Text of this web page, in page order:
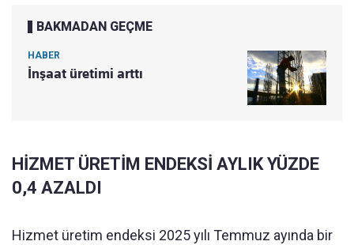
BAKMADAN GEÇME
HABER
İnşaat üretimi arttı
HİZMET ÜRETİM ENDEKSİ AYLIK YÜZDE
0,4 AZALDI
Hizmet üretim endeksi 2025 yılı Temmuz ayında bir